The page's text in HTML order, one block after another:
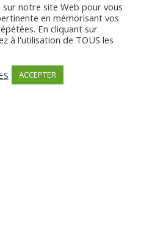
sur notre site Web pour vous
en mémorisant vos
En cliquant sur
à l'utilisation de TOUS les
ACCEPTER